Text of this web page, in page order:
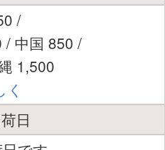
/
/ 中国 850 /
1,500
日